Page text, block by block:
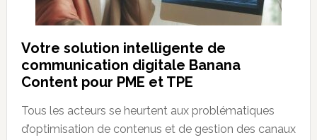
Votre solution intelligente de
communication digitale Banana
Content pour PME et TPE
Tous les acteurs se heurtent aux problématiques
d’optimisation de contenus et de gestion des canaux